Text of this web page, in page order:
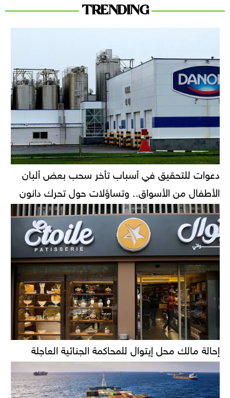
TRENDING
دعوات للتحقيق في أسباب تأخر سحب بعض ألبان
الأطفال من الأسواق.. وتساؤلات حول تحرك دانون
إحالة مالك محل إيتوال للمحاكمة الجنائية العاجلة